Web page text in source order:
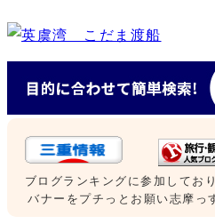
ブログランキングに参加してお
バナーをプチっとお願い志摩っ